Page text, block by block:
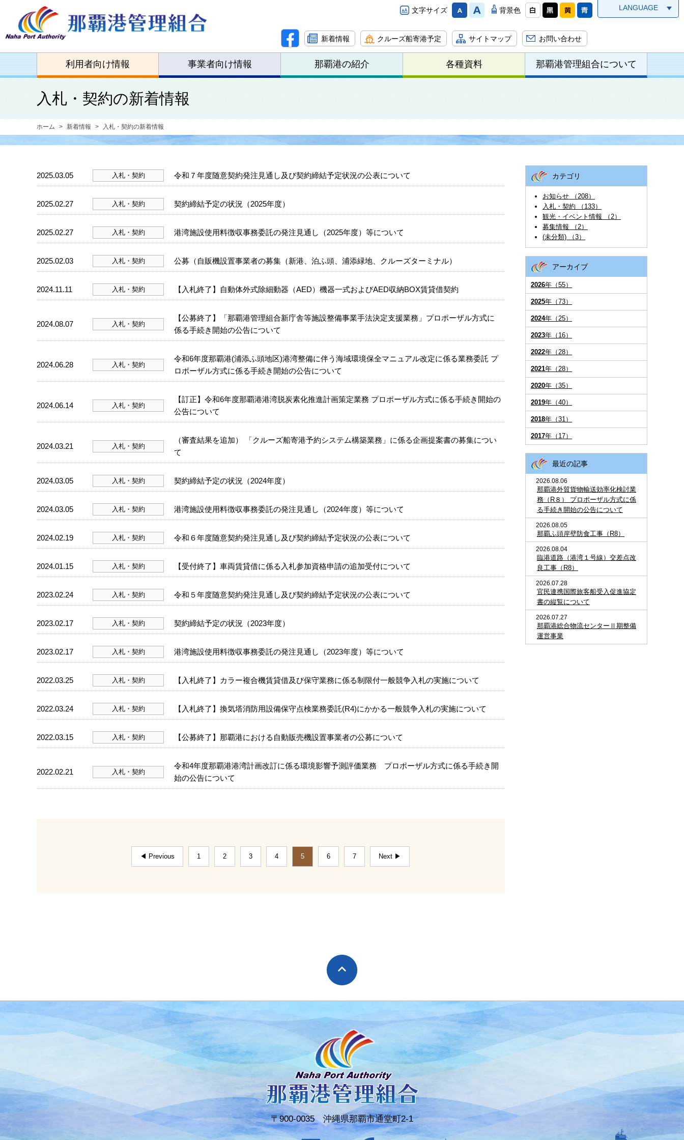
文字サイズ 背景色 LANGUAGE
新着情報 クルーズ船寄港予定 サイトマップ お問い合わせ
利用者向け情報 事業者向け情報 那覇港の紹介 各種資料 那覇港管理組合について
入札・契約の新着情報
ホーム 新着情報 入札・契約の新着情報
2025.03.05 入札・契約 令和７年度随意契約発注見通し及び契約締結予定状況の公表について
2025.02.27 入札・契約 契約締結予定の状況（2025年度）
2025.02.27 入札・契約 港湾施設使用料徴収事務委託の発注見通し（2025年度）等について
2025.02.03 入札・契約 公募（自販機設置事業者の募集（新港、泊ふ頭、浦添緑地、クルーズターミナル）
2024.11.11 入札・契約 【入札終了】自動体外式除細動器（AED）機器一式およびAED収納BOX賃貸借契約
2024.08.07 入札・契約
【公募終了】「那覇港管理組合新庁舎等施設整備事業手法決定支援業務」プロポーザル方式に
係る手続き開始の公告について
2024.06.28 入札・契約
令和6年度那覇港(浦添ふ頭地区)港湾整備に伴う海域環境保全マニュアル改定に係る業務委託 プ
ロポーザル方式に係る手続き開始の公告について
2024.06.14 入札・契約
【訂正】令和6年度那覇港港湾脱炭素化推進計画策定業務 プロポーザル方式に係る手続き開始の
公告について
2024.03.21 入札・契約
（審査結果を追加） 「クルーズ船寄港予約システム構築業務」に係る企画提案書の募集につい
て
2024.03.05 入札・契約 契約締結予定の状況（2024年度）
2024.03.05 入札・契約 港湾施設使用料徴収事務委託の発注見通し（2024年度）等について
2024.02.19 入札・契約 令和６年度随意契約発注見通し及び契約締結予定状況の公表について
2024.01.15 入札・契約 【受付終了】車両賃貸借に係る入札参加資格申請の追加受付について
2023.02.24 入札・契約 令和５年度随意契約発注見通し及び契約締結予定状況の公表について
2023.02.17 入札・契約 契約締結予定の状況（2023年度）
2023.02.17 入札・契約 港湾施設使用料徴収事務委託の発注見通し（2023年度）等について
2022.03.25 入札・契約 【入札終了】カラー複合機賃貸借及び保守業務に係る制限付一般競争入札の実施について
2022.03.24 入札・契約 【入札終了】換気塔消防用設備保守点検業務委託(R4)にかかる一般競争入札の実施について
2022.03.15 入札・契約 【公募終了】那覇港における自動販売機設置事業者の公募について
2022.02.21 入札・契約
令和4年度那覇港港湾計画改訂に係る環境影響予測評価業務 プロポーザル方式に係る手続き開
始の公告について
◀ Previous 1 2 3 4 5 6 7 Next ▶
カテゴリ
お知らせ （208）
入札・契約 （133）
観光・イベント情報 （2）
募集情報 （2）
(未分類) （3）
アーカイブ
2026年（55）
2025年（73）
2024年（25）
2023年（16）
2022年（28）
2021年（28）
2020年（35）
2019年（40）
2018年（31）
2017年（17）
最近の記事
2026.08.06
那覇港外貿貨物輸送効率化検討業
務（R８） プロポーザル方式に係
る手続き開始の公告について
2026.08.05
那覇ふ頭岸壁防食工事（R8）
2026.08.04
臨港道路（港湾１号線）交差点改
良工事（R8）
2026.07.28
官民連携国際旅客船受入促進協定
書の縦覧について
2026.07.27
那覇港総合物流センターⅡ期整備
運営事業
〒900-0035 沖縄県那覇市通堂町2-1